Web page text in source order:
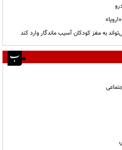
به مغز کودکان آسیب ماندگار وارد کند